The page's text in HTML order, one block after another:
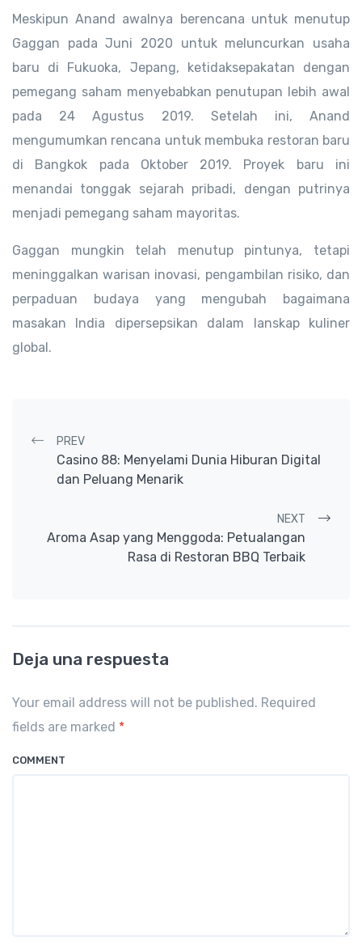
Meskipun Anand awalnya berencana untuk menutup
Gaggan pada Juni 2020 untuk meluncurkan usaha
baru di Fukuoka, Jepang, ketidaksepakatan dengan
pemegang saham menyebabkan penutupan lebih awal
pada 24 Agustus 2019. Setelah ini, Anand
mengumumkan rencana untuk membuka restoran baru
di Bangkok pada Oktober 2019. Proyek baru ini
menandai tonggak sejarah pribadi, dengan putrinya
menjadi pemegang saham mayoritas.
Gaggan mungkin telah menutup pintunya, tetapi
meninggalkan warisan inovasi, pengambilan risiko, dan
perpaduan budaya yang mengubah bagaimana
masakan India dipersepsikan dalam lanskap kuliner
global.
Post navigation
PREV
Casino 88: Menyelami Dunia Hiburan Digital
dan Peluang Menarik
NEXT
Aroma Asap yang Menggoda: Petualangan
Rasa di Restoran BBQ Terbaik
Deja una respuesta
Your email address will not be published. Required
fields are marked *
COMMENT